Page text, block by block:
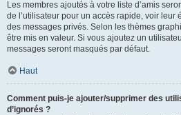
Les membres ajoutés à votre liste d’amis
de l’utilisateur pour un accès rapide, voir leur
des messages privés. Selon les thèmes
être mis en valeur. Si vous ajoutez un
messages seront masqués par défaut.
Haut
Comment puis-je ajouter/supprimer des
d’ignorés ?